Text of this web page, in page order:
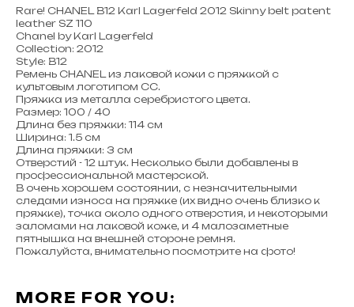
Rare! CHANEL B12 Karl Lagerfeld 2012 Skinny belt patent
leather SZ 110
Chanel by Karl Lagerfeld
Collection: 2012
Style: B12
Ремень CHANEL из лаковой кожи с пряжкой с
культовым логотипом CC.
Пряжка из металла серебристого цвета.
Размер: 100 / 40
Длина без пряжки: 114 см
Ширина: 1.5 см
Длина пряжки: 3 см
Отверстий - 12 штук. Несколько были добавлены в
профессиональной мастерской.
В очень хорошем состоянии, с незначительными
следами износа на пряжке (их видно очень близко к
пряжке), точка около одного отверстия, и некоторыми
заломами на лаковой коже, и 4 малозаметные
пятнышка на внешней стороне ремня.
Пожалуйста, внимательно посмотрите на фото!
MORE FOR YOU: